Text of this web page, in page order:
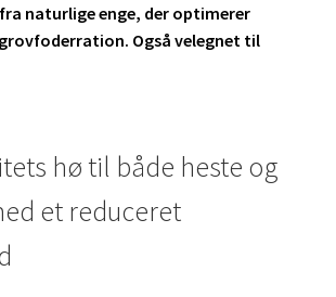
naturlige enge, der optimerer
Også velegnet til
hø til både heste og
et reduceret